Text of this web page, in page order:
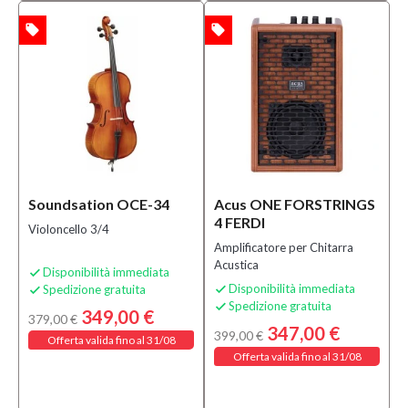
Soundsation OCE-34
Violoncello 3/4
 Disponibilità immediata
 Spedizione gratuita
379,00 € 349,00 €
Offerta valida fino al 31/08
local_offer
Acus ONE FORSTRINGS
4 FERDI
Amplificatore per Chitarra
Acustica
 Disponibilità immediata
 Spedizione gratuita
399,00 € 347,00 €
Offerta valida fino al 31/08
local_offer